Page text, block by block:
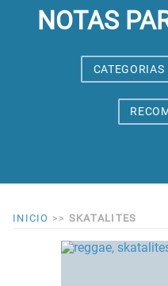
NOTAS
CATEGORIAS
INICIO >> SKATALITES